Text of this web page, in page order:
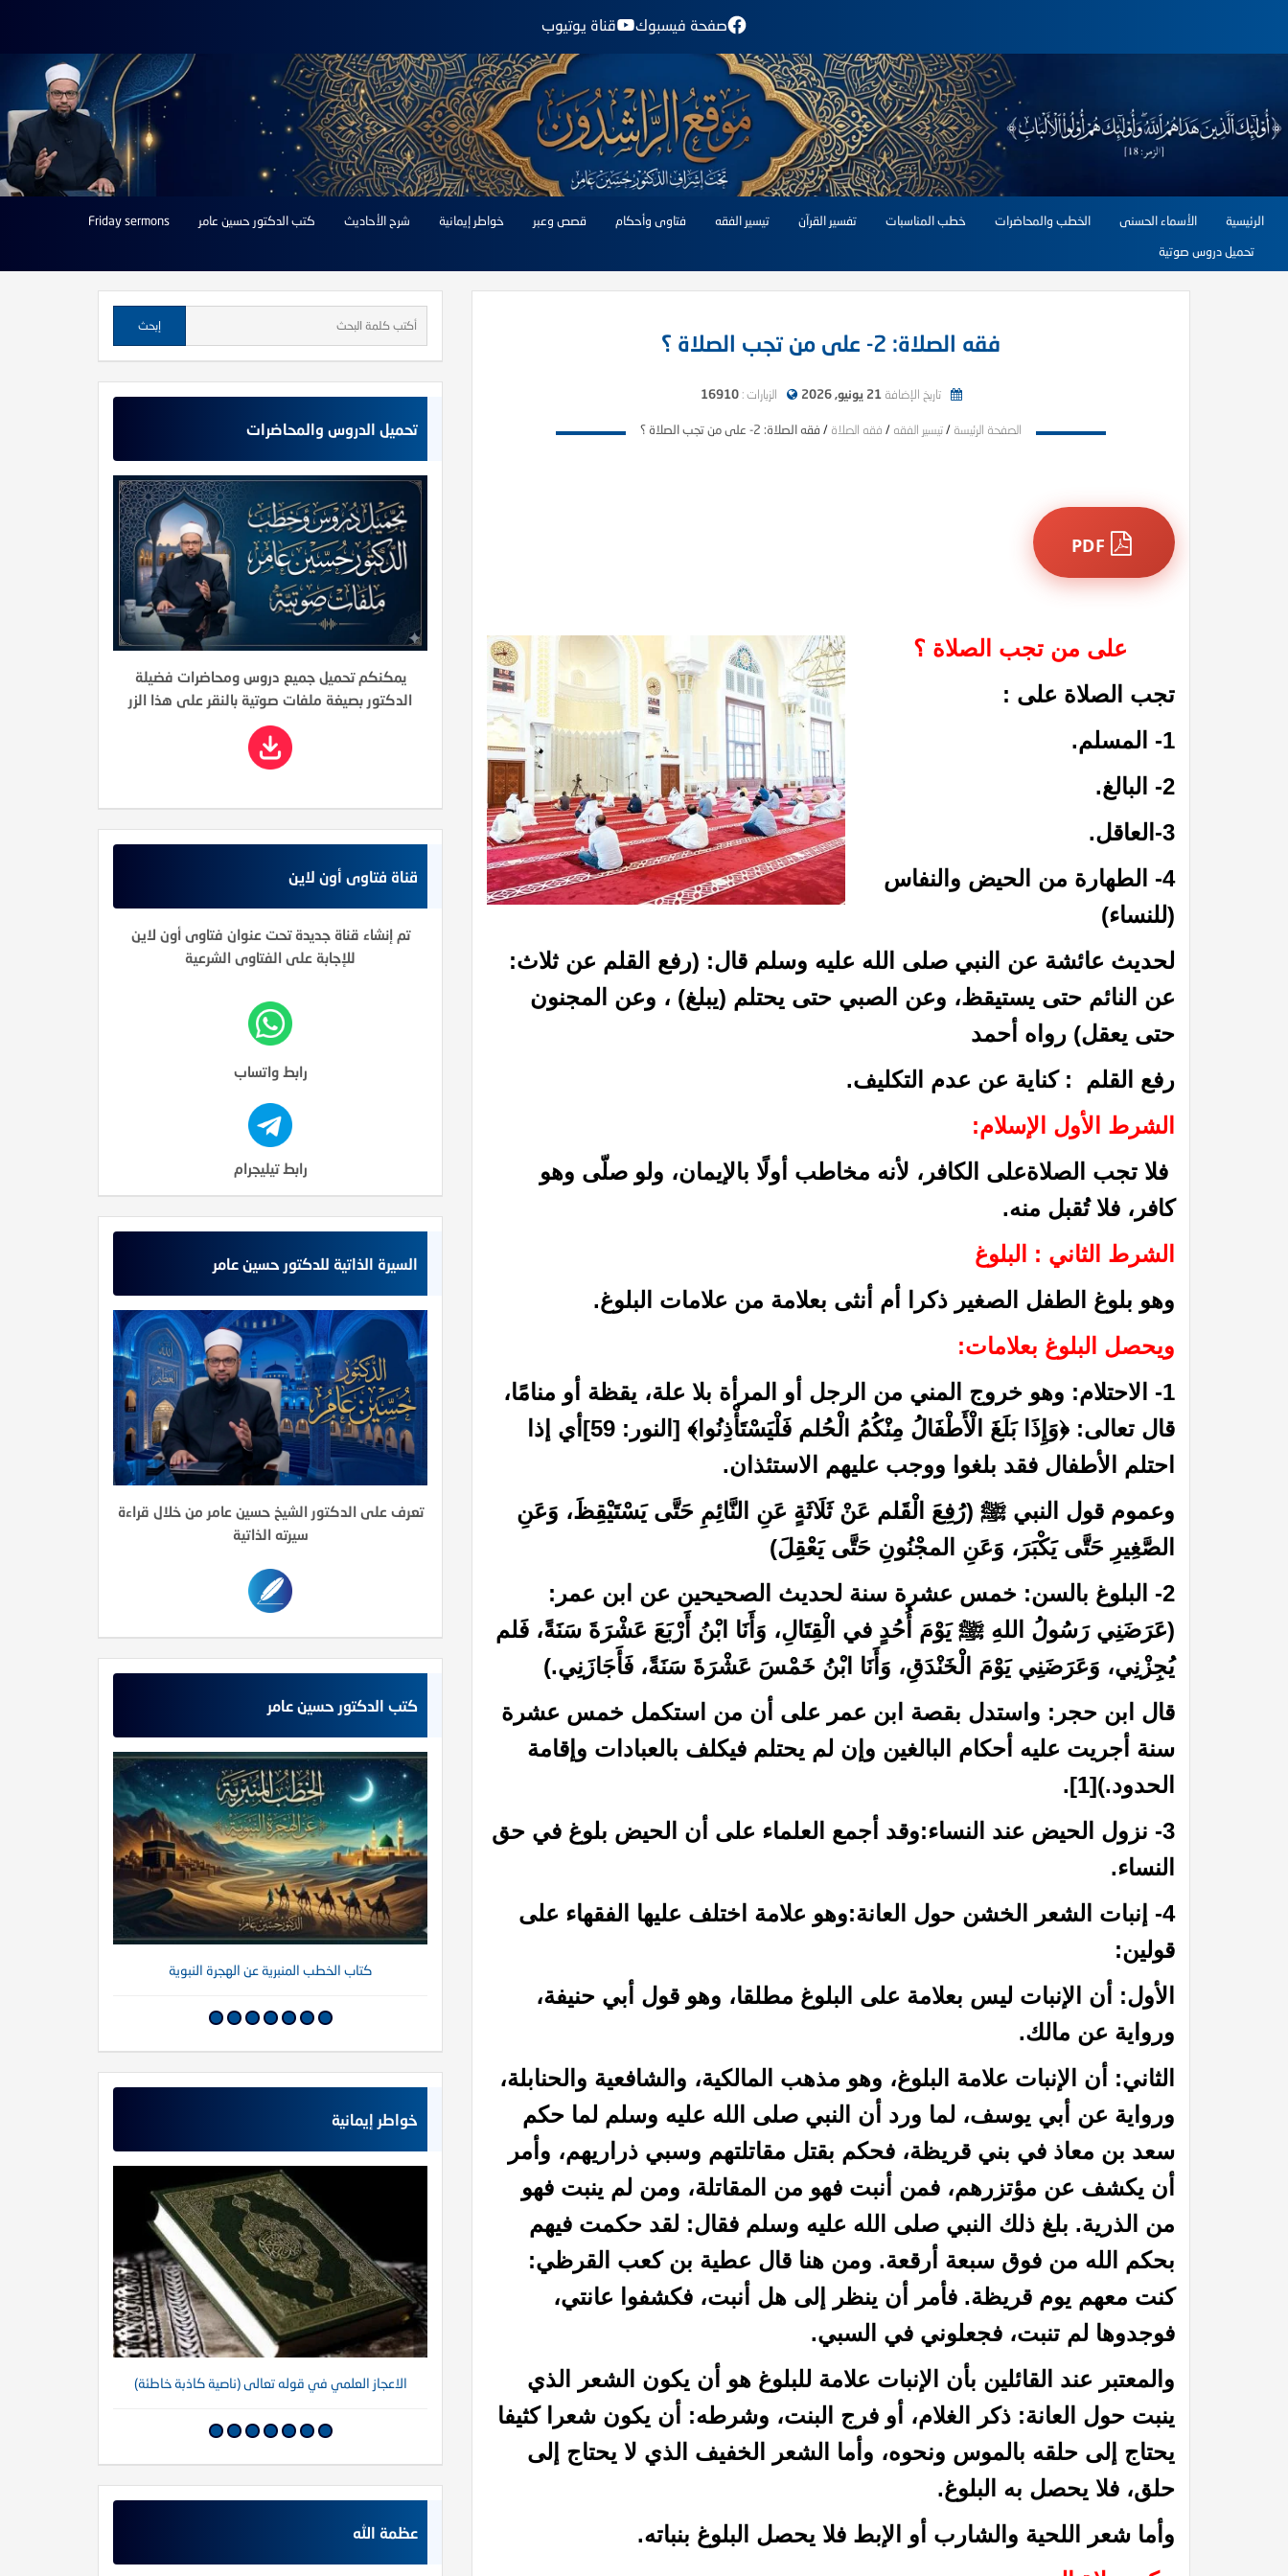
صفحة فيسبوك قناة يوتيوب
الرئيسية الأسماء الحسنى الخطب والمحاضرات خطب المناسبات تفسير القرآن تيسير الفقه فتاوى وأحكام قصص وعبر خواطر إيمانية شرح الأحاديث كتب الدكتور حسين عامر
Friday sermons
تحميل دروس صوتية
فقه الصلاة: 2- على من تجب الصلاة ؟
تاريخ الإضافة 21 يونيو, 2026 الزيارات :16910
الصفحة الرئيسة /تيسير الفقه / فقه الصلاة / فقه الصلاة: 2- على من تجب الصلاة ؟
على من تجب الصلاة ؟
تجب الصلاة على :
1- المسلم.
2- البالغ.
3-العاقل.
4- الطهارة من الحيض والنفاس
(للنساء)
لحديث عائشة عن النبي صلى الله عليه وسلم قال: (رفع القلم عن ثلاث:
عن النائم حتى يستيقظ، وعن الصبي حتى يحتلم (يبلغ) ، وعن المجنون
حتى يعقل) رواه أحمد
رفع القلم : كناية عن عدم التكليف.
الشرط الأول الإسلام:
فلا تجب الصلاةعلى الكافر، لأنه مخاطب أولًا بالإيمان، ولو صلّى وهو
كافر، فلا تُقبل منه.
الشرط الثاني : البلوغ
وهو بلوغ الطفل الصغير ذكرا أم أنثى بعلامة من علامات البلوغ.
ويحصل البلوغ بعلامات:
1- الاحتلام: وهو خروج المني من الرجل أو المرأة بلا علة، يقظة أو منامًا،
قال تعالى: ﴿وَإِذَا بَلَغَ الْأَطْفَالُ مِنْكُمُ الْحُلم فَلْيَسْتَأْذِنُوا﴾ [النور: 59]أي إذا
احتلم الأطفال فقد بلغوا ووجب عليهم الاستئذان.
وعموم قول النبي ﷺ (رُفِعَ الْقَلم عَنْ ثَلَاثَةٍ عَنِ النَّائِمِ حَتَّى يَسْتَيْقِظَ، وَعَنِ
الصَّغِيرِ حَتَّى يَكْبَرَ، وَعَنِ المجْنُونِ حَتَّى يَعْقِلَ)
2- البلوغ بالسن: خمس عشرة سنة لحديث الصحيحين عن ابن عمر:
(عَرَضَنِي رَسُولُ اللهِ ﷺ يَوْمَ أُحُدٍ في الْقِتَالِ، وَأَنَا ابْنُ أَرْبَعَ عَشْرَةَ سَنَةً، فَلم
يُجِزْنِي، وَعَرَضَنِي يَوْمَ الْخَنْدَقِ، وَأَنَا ابْنُ خَمْسَ عَشْرَةَ سَنَةً، فَأَجَازَنِي.)
قال ابن حجر: واستدل بقصة ابن عمر على أن من استكمل خمس عشرة
سنة أجريت عليه أحكام البالغين وإن لم يحتلم فيكلف بالعبادات وإقامة
الحدود.)[1]
.
3- نزول الحيض عند النساء:
وقد أجمع العلماء على أن الحيض بلوغ في حق
النساء.
4- إنبات الشعر الخشن حول العانة:
وهو علامة اختلف عليها الفقهاء على
قولين:
الأول: أن الإنبات ليس بعلامة على البلوغ مطلقا، وهو قول أبي حنيفة،
ورواية عن مالك.
الثاني: أن الإنبات علامة البلوغ، وهو مذهب المالكية، والشافعية والحنابلة،
ورواية عن أبي يوسف، لما ورد أن النبي صلى الله عليه وسلم لما حكم
سعد بن معاذ في بني قريظة، فحكم بقتل مقاتلتهم وسبي ذراريهم، وأمر
أن يكشف عن مؤتزرهم، فمن أنبت فهو من المقاتلة، ومن لم ينبت فهو
من الذرية. بلغ ذلك النبي صلى الله عليه وسلم فقال: لقد حكمت فيهم
بحكم الله من فوق سبعة أرقعة. ومن هنا قال عطية بن كعب القرظي:
كنت معهم يوم قريظة. فأمر أن ينظر إلى هل أنبت، فكشفوا عانتي،
فوجدوها لم تنبت، فجعلوني في السبي.
والمعتبر عند القائلين بأن الإنبات علامة للبلوغ هو أن يكون الشعر الذي
ينبت حول العانة: ذكر الغلام، أو فرج البنت، وشرطه: أن يكون شعرا كثيفا
يحتاج إلى حلقه بالموس ونحوه، وأما الشعر الخفيف الذي لا يحتاج إلى
حلق، فلا يحصل به البلوغ.
وأما شعر اللحية والشارب أو الإبط فلا يحصل البلوغ بنباته.
تحميل الدروس والمحاضرات
يمكنكم تحميل جميع دروس ومحاضرات فضيلة
الدكتور بصيغة ملفات صوتية بالنقر على هذا الزر
قناة فتاوى أون لاين
تم إنشاء قناة جديدة تحت عنوان فتاوى أون لاين
للإجابة على الفتاوى الشرعية
رابط واتساب
رابط تيليجرام
السيرة الذاتية للدكتور حسين عامر
تعرف على الدكتور الشيخ حسين عامر من خلال قراءة
سيرته الذاتية
كتب الدكتور حسين عامر
كتاب الخطب المنبرية عن الهجرة النبوية
خواطر إيمانية
الميزان د. محمد عبد المنعم أما القــرونُ فإنهــا لأبيكِ شعر عن الأخوة في الله الاعجاز العلمي في قوله تعالى (ناصية كاذبة خاطئة)
عظمة الله